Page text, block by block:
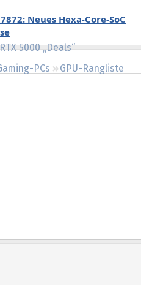
RTX 5000 „Deals“
PCs
GPU-Rangliste
Neues Hexa-Core-SoC